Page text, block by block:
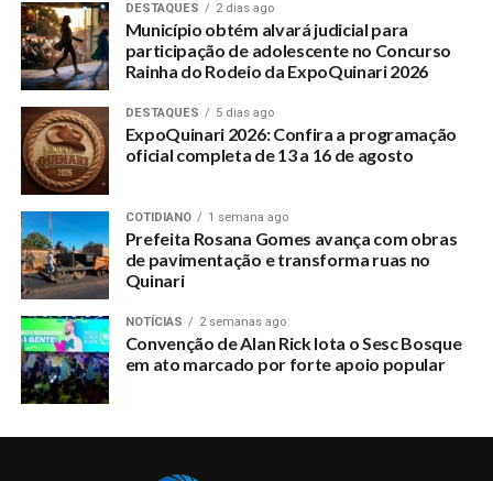
DESTAQUES 2 dias ago
Município obtém alvará judicial para
participação de adolescente no Concurso
Rainha do Rodeio da ExpoQuinari 2026
DESTAQUES 5 dias ago
ExpoQuinari 2026: Confira a programação
oficial completa de 13 a 16 de agosto
COTIDIANO 1 semana ago
Prefeita Rosana Gomes avança com obras
de pavimentação e transforma ruas no
Quinari
NOTÍCIAS 2 semanas ago
Convenção de Alan Rick lota o Sesc Bosque
em ato marcado por forte apoio popular